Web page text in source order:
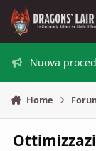
Vai al contenuto
Nuova
Home